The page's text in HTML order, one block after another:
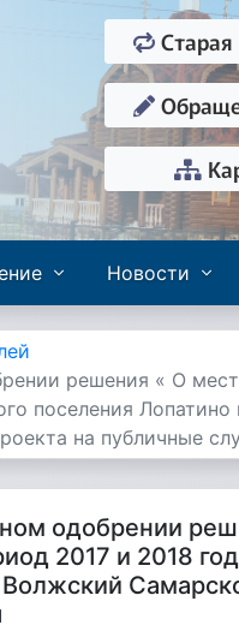
Старая
Новости
решения « О
поселения Лопатино
на публичные
одобрении
2017 и 2018